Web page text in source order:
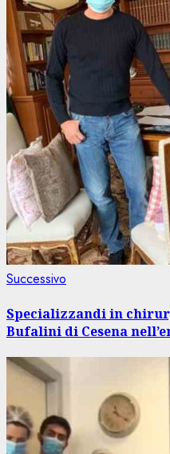
Successivo
Specializzandi in
Bufalini di Cesena